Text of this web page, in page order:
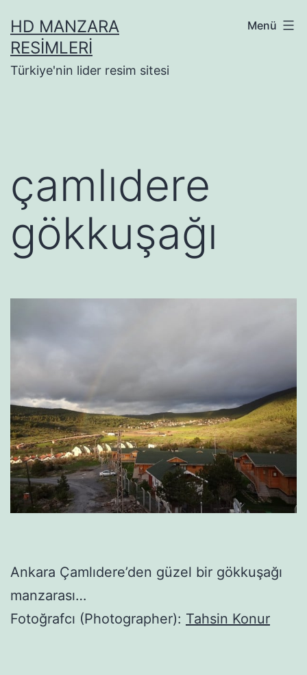
geçHD MANZARA
RESIMLERI
Türkiye'nin lider resim sitesi
Menü
çamlıdere
gökkuşağı
Ankara Çamlıdere’den güzel bir gökkuşağı
manzarası…
Fotoğrafcı (Photographer): Tahsin Konur